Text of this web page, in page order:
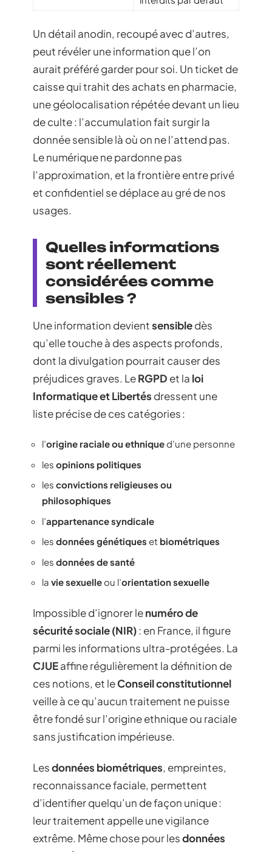
Un détail anodin, recoupé avec d’autres,
peut révéler une information que l’on
aurait préféré garder pour soi. Un ticket de
caisse qui trahit des achats en pharmacie,
une géolocalisation répétée devant un lieu
de culte : l’accumulation fait surgir la
donnée sensible là où on ne l’attend pas.
Le numérique ne pardonne pas
l’approximation, et la frontière entre privé
et confidentiel se déplace au gré de nos
usages.
Quelles informations
sont réellement
considérées comme
sensibles ?
Une information devientsensibledès
qu’elle touche à des aspects profonds,
dont la divulgation pourrait causer des
préjudices graves. LeRGPD et la loi
Informatique et Libertés dressent une
liste précise de ces catégories :
l’origine raciale ou ethniqued’une personne
les opinions politiques
les convictions religieuses ou
philosophiques
l’appartenance syndicale
les données génétiques et biométriques
les données de santé
la vie sexuelleou l’orientation sexuelle
Impossible d’ignorer lenuméro de
sécurité sociale (NIR): en France, il figure
parmi les informations ultra-protégées. La
CJUEaffine régulièrement la définition de
ces notions, et leConseil constitutionnel
veille à ce qu’aucun traitement ne puisse
être fondé sur l’origine ethnique ou raciale
sans justification impérieuse.
Lesdonnées biométriques, empreintes,
reconnaissance faciale, permettent
d’identifier quelqu’un de façon unique :
leur traitement appelle une vigilance
extrême. Même chose pour lesdonnées